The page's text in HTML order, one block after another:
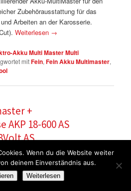
Zubehörausstattung für das
Arbeiten an der Karosserie.
Weiterlesen →
Akku Multi Master Multi
mitFein,Fein Akku Multimaster,
+
18-600 AS
AS
Mai 2024von Fugentechnik Ott
700 1.7 Q + Akku-
600 AS 18Volt AS.Weiterlesen
Wenn du die Website weiter
deinem Einverständnis aus.
Weiterlesen